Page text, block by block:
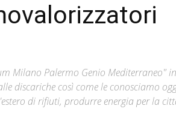
Milano Palermo Genio Mediterraneo"
discariche così come le conosciamo
di rifiuti, produrre energia per la